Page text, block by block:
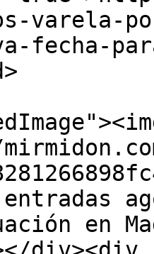
varela-
fecha-
en